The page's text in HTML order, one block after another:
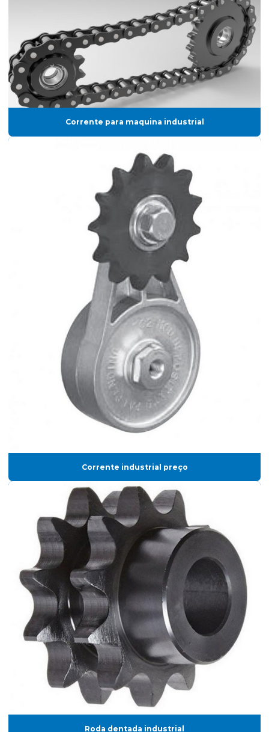
Corrente para maquina industrial
Corrente industrial preço
Roda dentada industrial